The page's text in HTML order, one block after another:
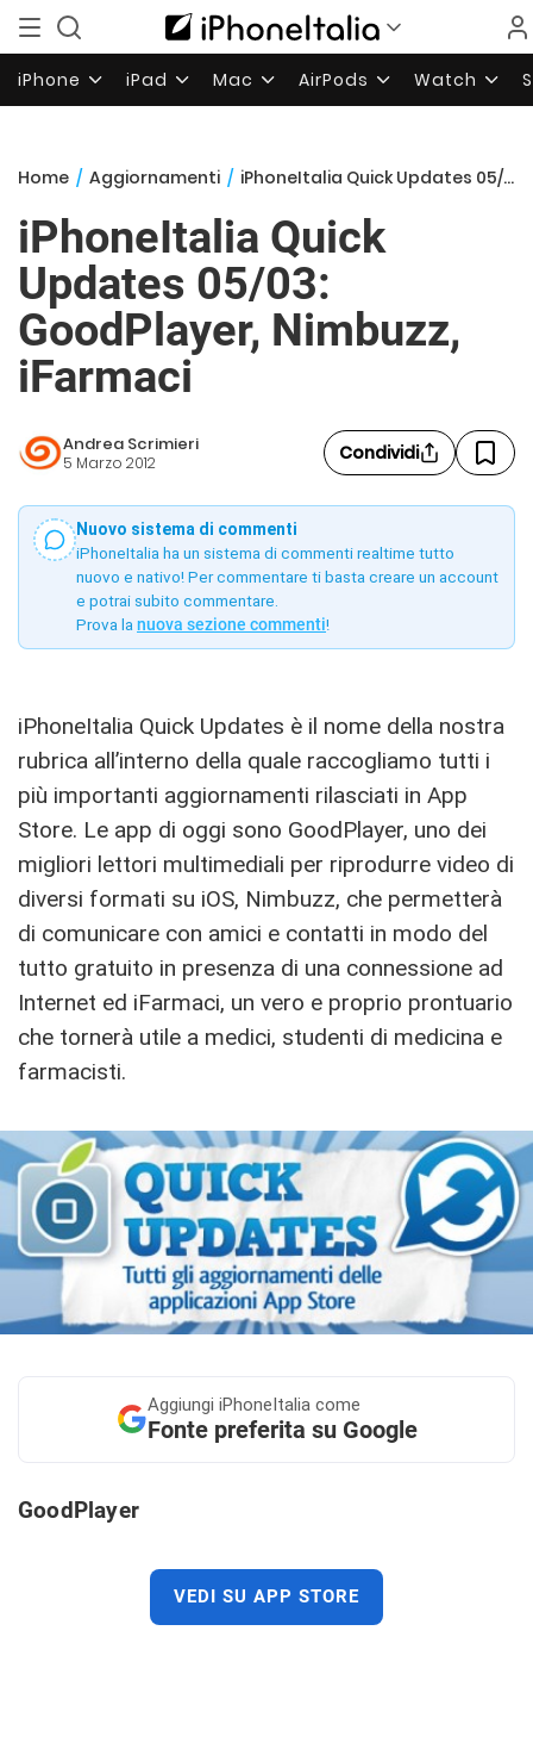
iPhone iPad Mac AirPods Watch
Home / Aggiornamenti / iPhoneItalia Quick Updates 05/03: GoodPlayer, Nimbuzz, iFarmaci
iPhoneItalia Quick
Updates 05/03:
GoodPlayer, Nimbuzz,
iFarmaci
Andrea Scrimieri
5 Marzo 2012 Condividi
Nuovo sistema di commenti
iPhoneItalia ha un sistema di commenti realtime tutto
nuovo e nativo! Per commentare ti basta creare un account
e potrai subito commentare.
Prova la nuova sezione commenti!
iPhoneItalia Quick Updates è il nome della nostra
rubrica all’interno della quale raccogliamo tutti i
più importanti aggiornamenti rilasciati in App
Store. Le app di oggi sono GoodPlayer, uno dei
migliori lettori multimediali per riprodurre video di
diversi formati su iOS, Nimbuzz, che permetterà
di comunicare con amici e contatti in modo del
tutto gratuito in presenza di una connessione ad
Internet ed iFarmaci, un vero e proprio prontuario
che tornerà utile a medici, studenti di medicina e
farmacisti.
Aggiungi iPhoneItalia come
Fonte preferita su Google
GoodPlayer
VEDI SU APP STORE